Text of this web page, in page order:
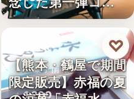
今天 03:00
和菓子情報
1,200
【熊本・鶴屋で期間
限定販売】赤福の夏
♡